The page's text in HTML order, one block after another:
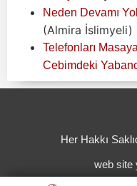
Neden Devamı
(Almira İslimyeli)
Telefonları
Cebimdeki
Her Hakkı
web site